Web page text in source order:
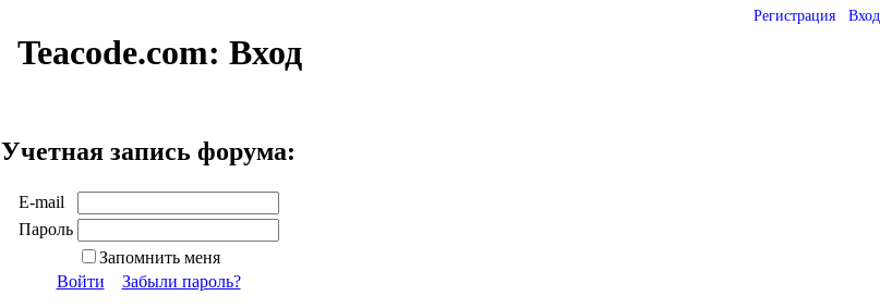
Регистрация Вход
Teacode.com: Вход
Учетная запись форума:
E-mail
Пароль
Запомнить меня
Войти
Забыли пароль?